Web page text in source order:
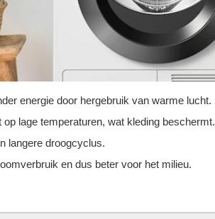
energie door hergebruik van warme lucht.
op lage temperaturen, wat kleding beschermt.
langere droogcyclus.
en dus beter voor het milieu.